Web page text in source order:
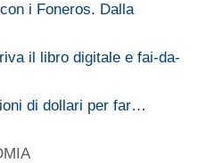
i Foneros. Dalla
il libro digitale e fai-da-
di dollari per far…